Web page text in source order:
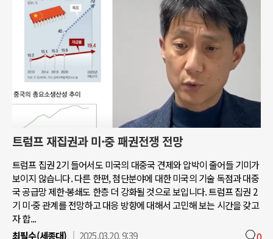
트럼프 재집권과 미·중 패권전쟁 전망
트럼프 집권 2기 들어서도 미국의 대중국 견제와 압박이 줄어들 기미가
보이지 않습니다. 다른 한편, 첨단분야에 대한 미국의 기술 독점과 대중
국 공급망 제한·봉쇄도 한층 더 강화될 것으로 보입니다. 트럼프 집권 2
기 미·중 관계를 전망하고 대응 방향에 대해서 고민해 보는 시간을 갖고
자 합...
최필수(세종대)
2025.03.20. 9:39